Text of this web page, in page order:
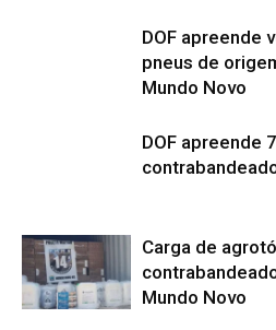
DOF apreende
pneus de
Mundo Novo
DOF apreende
Carga de
Mundo Novo